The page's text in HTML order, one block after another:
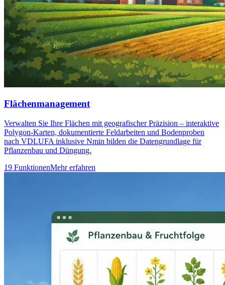
Flächenmanagement
Verwalten Sie Ihre Flächen mit geografischer Präzision – interaktive
Polygon-Karten, dokumentierte Feldarbeiten und Bodenproben
nach VDLUFA inklusive Nmin bilden die Datengrundlage für
Pflanzenbau und Düngung.
19 FunktionenMehr erfahren